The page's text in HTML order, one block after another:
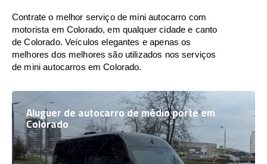
Contrate o melhor serviço de mini autocarro com
motorista em Colorado, em qualquer cidade e canto
de Colorado. Veículos elegantes e apenas os
melhores dos melhores são utilizados nos serviços
de mini autocarros em Colorado.
Aluguer de autocarro de médio porte em
Colorado